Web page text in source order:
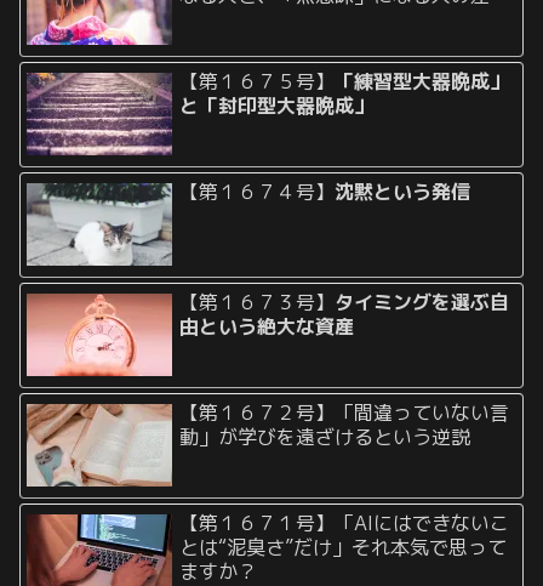
【第１６７５号】
「練習型大器晩成」
と「封印型大器晩成」
【第１６７４号】 沈黙という発信
【第１６７３号】 タイミングを選ぶ自
由という絶大な資産
【第１６７２号】「間違っていない言
動」が学びを遠ざけるという逆説
【第１６７１号】「AIにはできないこ
とは“泥臭さ”だけ」それ本気で思って
ますか？